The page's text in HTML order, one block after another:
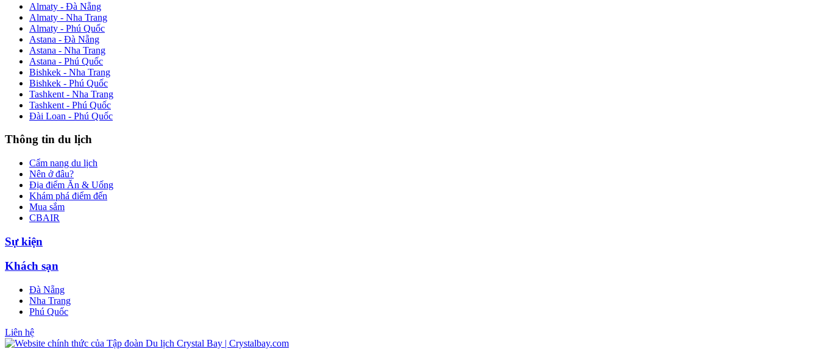
Almaty - Đà Nẵng
Almaty - Nha Trang
Almaty - Phú Quốc
Astana - Đà Nẵng
Astana - Nha Trang
Astana - Phú Quốc
Bishkek - Nha Trang
Bishkek - Phú Quốc
Tashkent - Nha Trang
Tashkent - Phú Quốc
Đài Loan - Phú Quốc
Thông tin du lịch
Cẩm nang du lịch
Nên ở đâu?
Địa điểm Ăn & Uống
Khám phá điểm đến
Mua sắm
CBAIR
Sự kiện
Khách sạn
Đà Nẵng
Nha Trang
Phú Quốc
Liên hệ